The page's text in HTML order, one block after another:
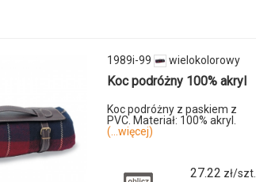
1989i-99 wielokolorowy
Koc podróżny 100% akryl
Koc podróżny z paskiem z
PVC. Materiał: 100% akryl.
(...więcej)
27.22 zł/szt.